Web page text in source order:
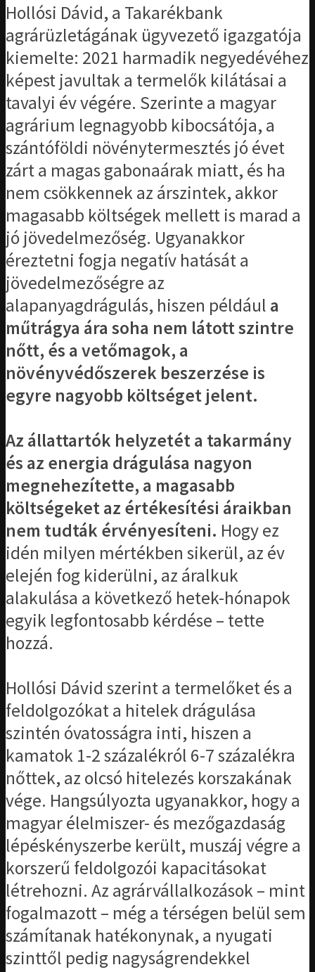
Hollósi Dávid, a Takarékbank
agrárüzletágának ügyvezető igazgatója
kiemelte: 2021 harmadik negyedévéhez
képest javultak a termelők kilátásai a
tavalyi év végére. Szerinte a magyar
agrárium legnagyobb kibocsátója, a
szántóföldi növénytermesztés jó évet
zárt a magas gabonaárak miatt, és ha
nem csökkennek az árszintek, akkor
magasabb költségek mellett is marad a
jó jövedelmezőség. Ugyanakkor
éreztetni fogja negatív hatását a
jövedelmezőségre az
alapanyagdrágulás, hiszen például a
műtrágya ára soha nem látott szintre
nőtt, és a vetőmagok, a
növényvédőszerek beszerzése is
egyre nagyobb költséget jelent.
Az állattartók helyzetét a takarmány
és az energia drágulása nagyon
megnehezítette, a magasabb
költségeket az értékesítési áraikban
nem tudták érvényesíteni. Hogy ez
idén milyen mértékben sikerül, az év
elején fog kiderülni, az áralkuk
alakulása a következő hetek-hónapok
egyik legfontosabb kérdése – tette
hozzá.
Hollósi Dávid szerint a termelőket és a
feldolgozókat a hitelek drágulása
szintén óvatosságra inti, hiszen a
kamatok 1-2 százalékról 6-7 százalékra
nőttek, az olcsó hitelezés korszakának
vége. Hangsúlyozta ugyanakkor, hogy a
magyar élelmiszer- és mezőgazdaság
lépéskényszerbe került, muszáj végre a
korszerű feldolgozói kapacitásokat
létrehozni. Az agrárvállalkozások – mint
fogalmazott – még a térségen belül sem
számítanak hatékonynak, a nyugati
szinttől pedig nagyságrendekkel